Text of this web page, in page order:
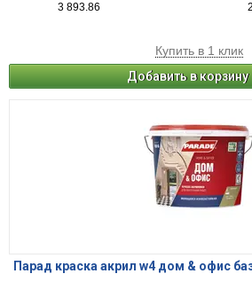
3 893.86
Купить в 1 клик
Добавить в корзину
Парад краска акрил w4 дом & офис